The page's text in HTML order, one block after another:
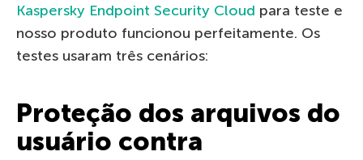
Kaspersky Endpoint Security Cloud para teste e
nosso produto funcionou perfeitamente. Os
testes usaram três cenários:
Proteção dos arquivos do
usuário contra